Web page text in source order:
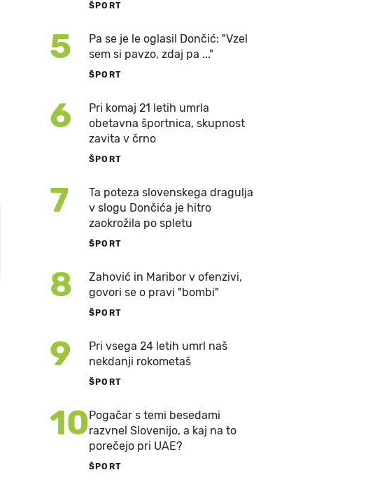
ŠPORT
5
Pa se je le oglasil Dončić: "Vzel
sem si pavzo, zdaj pa ..."
ŠPORT
6
Pri komaj 21 letih umrla
obetavna športnica, skupnost
zavita v črno
ŠPORT
7
Ta poteza slovenskega dragulja
v slogu Dončića je hitro
zaokrožila po spletu
ŠPORT
8
Zahović in Maribor v ofenzivi,
govori se o pravi "bombi"
ŠPORT
9
Pri vsega 24 letih umrl naš
nekdanji rokometaš
ŠPORT
10Pogačar s temi besedami
razvnel Slovenijo, a kaj na to
porečejo pri UAE?
ŠPORT